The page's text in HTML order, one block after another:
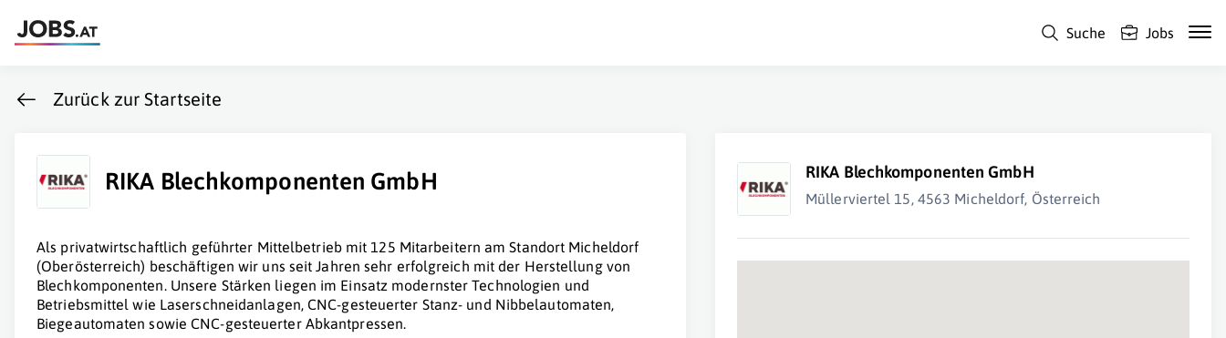
Suche Jobs
Zurück zur Startseite
RIKA Blechkomponenten GmbH
Als privatwirtschaftlich geführter Mittelbetrieb mit 125 Mitarbeitern am Standort Micheldorf
(Oberösterreich) beschäftigen wir uns seit Jahren sehr erfolgreich mit der Herstellung von
Blechkomponenten. Unsere Stärken liegen im Einsatz modernster Technologien und
Betriebsmittel wie Laserschneidanlagen, CNC-gesteuerter Stanz- und Nibbelautomaten,
Biegeautomaten sowie CNC-gesteuerter Abkantpressen.
RIKA Blechkomponenten GmbH
Müllerviertel 15, 4563 Micheldorf, Österreich